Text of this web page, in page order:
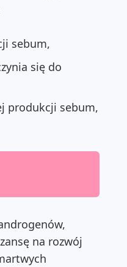
sebum,
się do
produkcji sebum,
na rozwój